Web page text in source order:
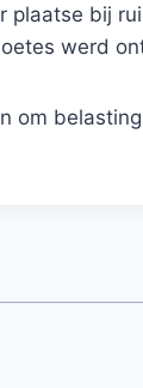
plaatse bij
werd
om